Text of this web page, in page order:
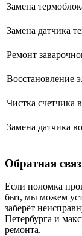
Замена
Замена датчика
Ремонт
Восстановление
Чистка счетчика
Замена датчика
Обратная
Если поломка
быт, мы можем
заберёт
Петербурга и
ремонта.